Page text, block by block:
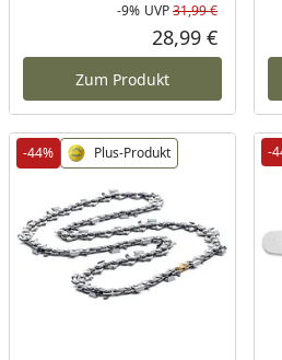
Rabatt
-9% UVP31,99 €
28,99 €
Zum Produkt
-44% Plus-Produkt -